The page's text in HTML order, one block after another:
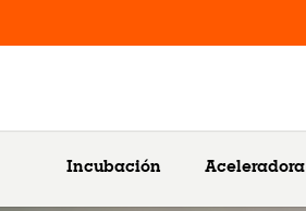
Incubación Aceleradora